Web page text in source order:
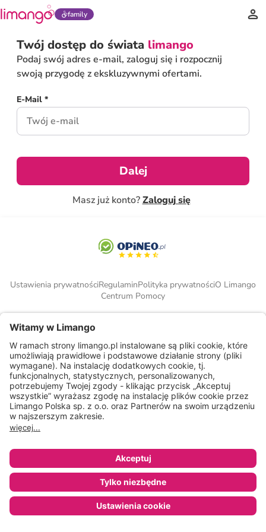
family
Twój dostęp do świata limango
Podaj swój adres e-mail, zaloguj się i rozpocznij
swoją przygodę z ekskluzywnymi ofertami.
E-Mail *
Dalej
Masz już konto?Zaloguj się
Ustawienia prywatnościRegulaminPolityka prywatnościO Limango
Centrum Pomocy